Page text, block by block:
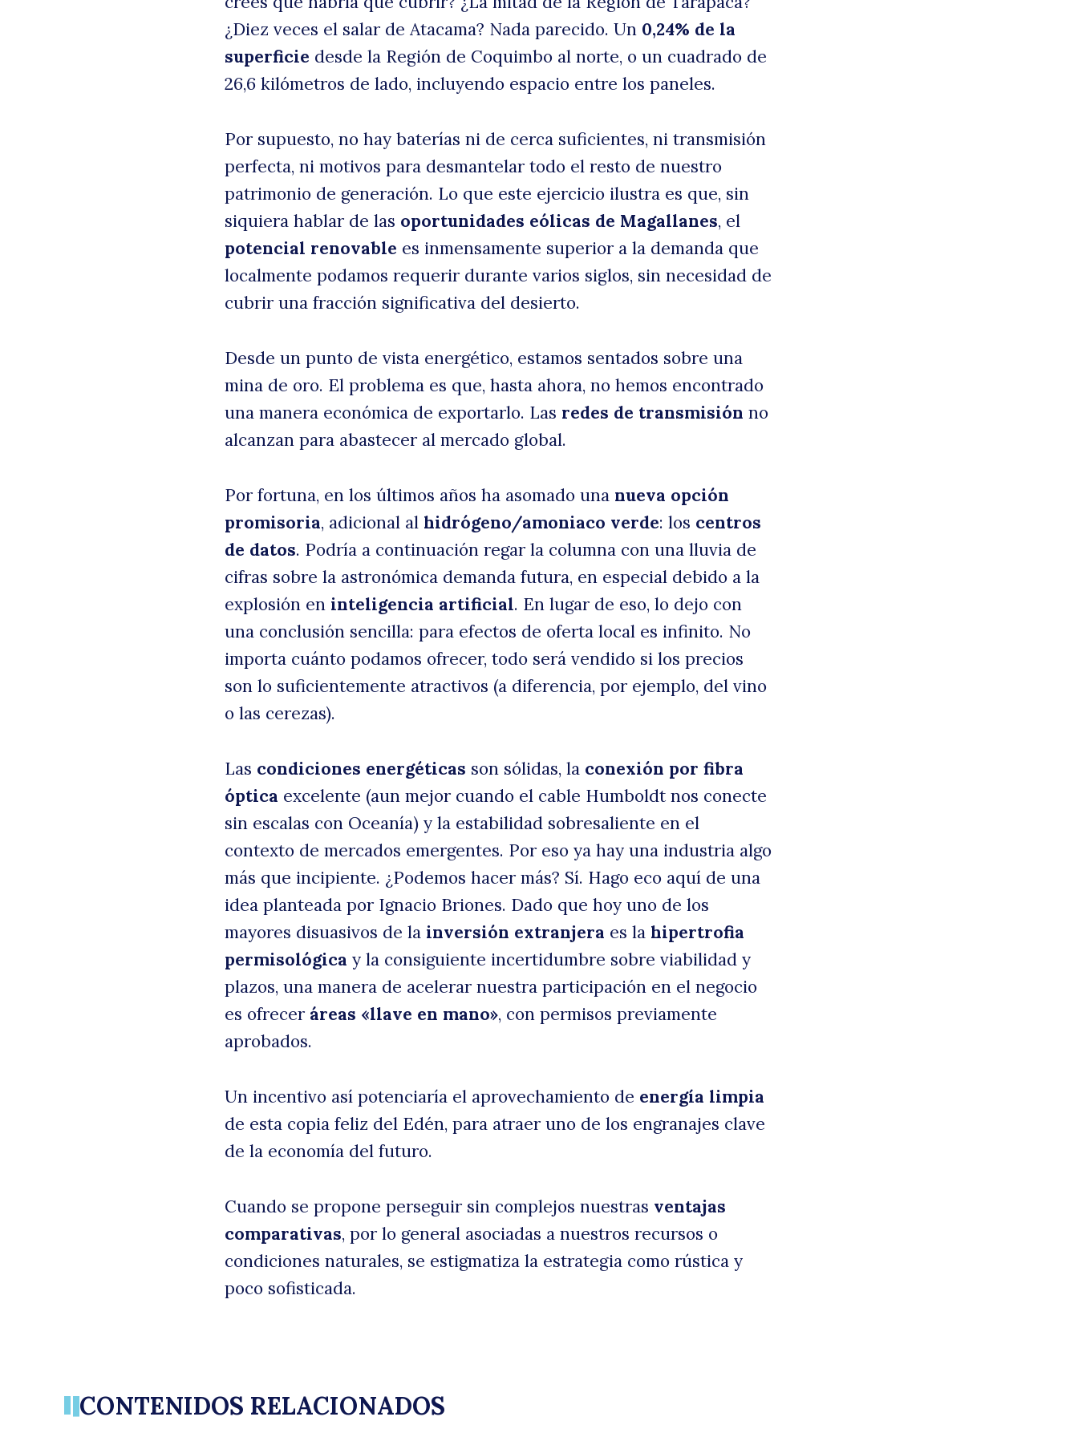
¿Diez veces el salar de Atacama? Nada parecido. Un 0,24% de la
superficie desde la Región de Coquimbo al norte, o un cuadrado de
26,6 kilómetros de lado, incluyendo espacio entre los paneles.
Por supuesto, no hay baterías ni de cerca suficientes, ni transmisión
perfecta, ni motivos para desmantelar todo el resto de nuestro
patrimonio de generación. Lo que este ejercicio ilustra es que, sin
siquiera hablar de las oportunidades eólicas de Magallanes, el
potencial renovable es inmensamente superior a la demanda que
localmente podamos requerir durante varios siglos, sin necesidad de
cubrir una fracción significativa del desierto.
Desde un punto de vista energético, estamos sentados sobre una
mina de oro. El problema es que, hasta ahora, no hemos encontrado
una manera económica de exportarlo. Las redes de transmisión no
alcanzan para abastecer al mercado global.
Por fortuna, en los últimos años ha asomado una nueva opción
promisoria, adicional al hidrógeno/amoniaco verde: los centros
de datos. Podría a continuación regar la columna con una lluvia de
cifras sobre la astronómica demanda futura, en especial debido a la
explosión en inteligencia artificial. En lugar de eso, lo dejo con
una conclusión sencilla: para efectos de oferta local es infinito. No
importa cuánto podamos ofrecer, todo será vendido si los precios
son lo suficientemente atractivos (a diferencia, por ejemplo, del vino
o las cerezas).
Las condiciones energéticas son sólidas, la conexión por fibra
óptica excelente (aun mejor cuando el cable Humboldt nos conecte
sin escalas con Oceanía) y la estabilidad sobresaliente en el
contexto de mercados emergentes. Por eso ya hay una industria algo
más que incipiente. ¿Podemos hacer más? Sí. Hago eco aquí de una
idea planteada por Ignacio Briones. Dado que hoy uno de los
mayores disuasivos de la inversión extranjera es la hipertrofia
permisológica y la consiguiente incertidumbre sobre viabilidad y
plazos, una manera de acelerar nuestra participación en el negocio
es ofrecer áreas «llave en mano», con permisos previamente
aprobados.
Un incentivo así potenciaría el aprovechamiento de energía limpia
de esta copia feliz del Edén, para atraer uno de los engranajes clave
de la economía del futuro.
Cuando se propone perseguir sin complejos nuestras ventajas
comparativas, por lo general asociadas a nuestros recursos o
condiciones naturales, se estigmatiza la estrategia como rústica y
poco sofisticada.
CONTENIDOS RELACIONADOS